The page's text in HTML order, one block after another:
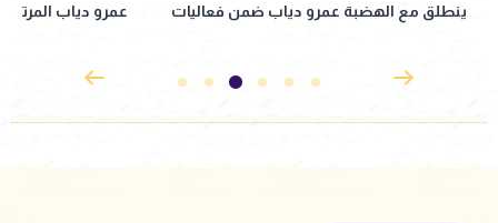
ينطلق مع الهضبة عمرو دياب ضمن فعاليات
عمرو دياب